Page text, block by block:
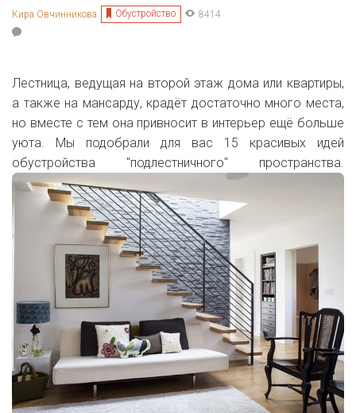
Кира Овчинникова Обустройство 8414
Лестница, ведущая на второй этаж дома или квартиры,
а также на мансарду, крадёт достаточно много места,
но вместе с тем она привносит в интерьер ещё больше
уюта. Мы подобрали для вас 15 красивых идей
обустройства "подлестничного" пространства.